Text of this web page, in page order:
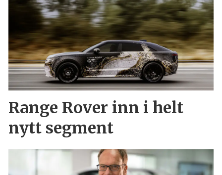
Range Rover inn i helt
nytt segment